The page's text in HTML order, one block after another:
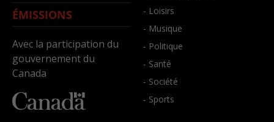
ÉMISSIONS
Avec la participation du
gouvernement du
Canada
- Loisirs
- Musique
- Politique
- Santé
- Société
- Sports